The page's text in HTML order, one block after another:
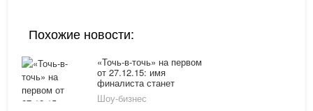
Похожие новости:
«Точь-в-точь» на первом
от 27.12.15: имя
финалиста станет
известно 1 января
Шоу-бизнес